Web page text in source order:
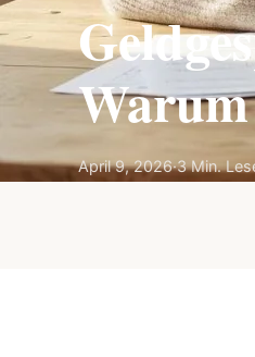
April 9, 2026·3 Min.